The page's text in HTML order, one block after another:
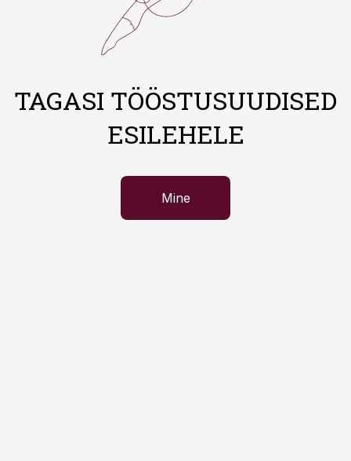
TAGASI TÖÖSTUSUUDISED
ESILEHELE
Mine